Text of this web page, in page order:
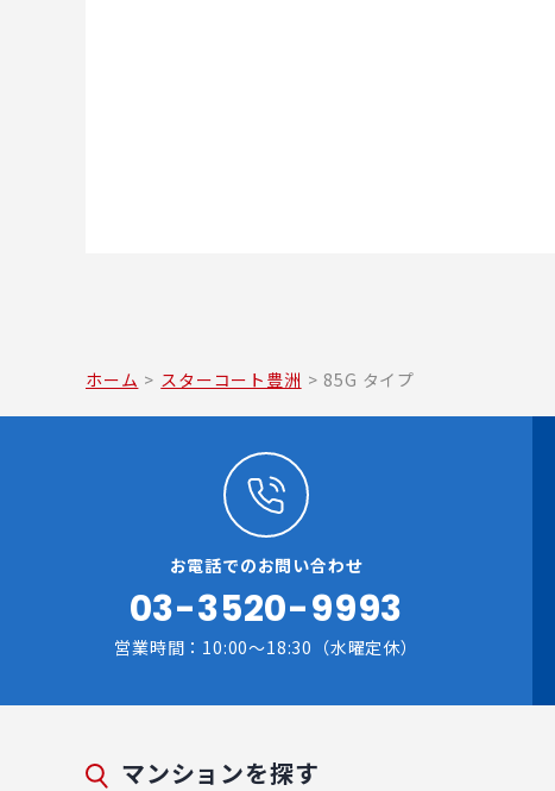
ホーム > スターコート豊洲 > 85G タイプ
お電話でのお問い合わせ
03-3520-9993
営業時間：10:00～18:30（水曜定休）
マンションを探す